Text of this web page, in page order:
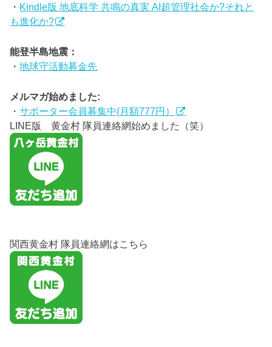
・ Kindle版 地底科学 共鳴の真実 AI超管理社会か?それと
も進化か?
能登半島地震：
・地球守活動募金先
メルマガ始めました:
・サポーター会員募集中(月額777円）
LINE版 黄金村 隊員連絡網始めました（笑）
関西黄金村 隊員連絡網はこちら